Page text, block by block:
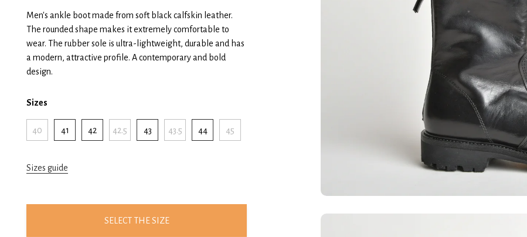
Men's ankle boot made from soft black calfskin leather.
The rounded shape makes it extremely comfortable to
wear. The rubber sole is ultra-lightweight, durable and has
a modern, attractive profile. A contemporary and bold
design.
Sizes
40 41 42 42.5 43 43.5 44 45
Sizes guide
SELECT THE SIZE